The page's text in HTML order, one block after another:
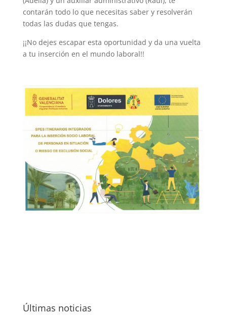
contarán todo lo que necesitas saber y resolverán
todas las dudas que tengas.
¡¡No dejes escapar esta oportunidad y da una vuelta
a tu inserción en el mundo laboral!!
Últimas noticias